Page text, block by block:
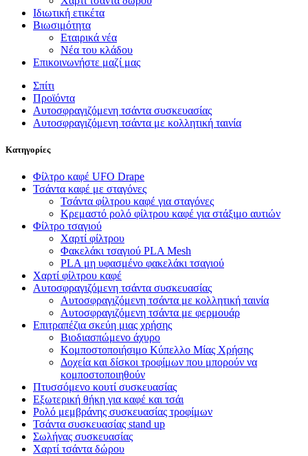
Ιδιωτική ετικέτα
Βιωσιμότητα
Εταιρικά νέα
Νέα του κλάδου
Επικοινωνήστε μαζί μας
Σπίτι
Προϊόντα
Αυτοσφραγιζόμενη τσάντα συσκευασίας
Αυτοσφραγιζόμενη τσάντα με κολλητική ταινία
Κατηγορίες
Φίλτρο καφέ UFO Drape
Τσάντα καφέ με σταγόνες
Τσάντα φίλτρου καφέ για σταγόνες
Κρεμαστό ρολό φίλτρου καφέ για στάξιμο αυτιών
Φίλτρο τσαγιού
Χαρτί φίλτρου
Φακελάκι τσαγιού PLA Mesh
PLA μη υφασμένο φακελάκι τσαγιού
Χαρτί φίλτρου καφέ
Αυτοσφραγιζόμενη τσάντα συσκευασίας
Αυτοσφραγιζόμενη τσάντα με κολλητική ταινία
Αυτοσφραγιζόμενη τσάντα με φερμουάρ
Επιτραπέζια σκεύη μιας χρήσης
Βιοδιασπώμενο άχυρο
Κομποστοποιήσιμο Κύπελλο Μίας Χρήσης
Δοχεία και δίσκοι τροφίμων που μπορούν να
κομποστοποιηθούν
Πτυσσόμενο κουτί συσκευασίας
Εξωτερική θήκη για καφέ και τσάι
Ρολό μεμβράνης συσκευασίας τροφίμων
Τσάντα συσκευασίας stand up
Σωλήνας συσκευασίας
Χαρτί τσάντα δώρου